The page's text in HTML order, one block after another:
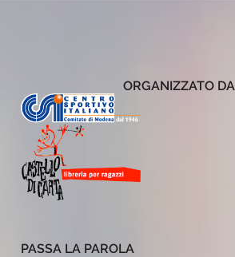
ORGANIZZATO DA
PASSA LA PAROLA